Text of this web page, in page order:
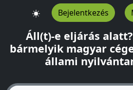
Bejelentkezés
Áll(t)-e eljárás
bármelyik magyar
állami